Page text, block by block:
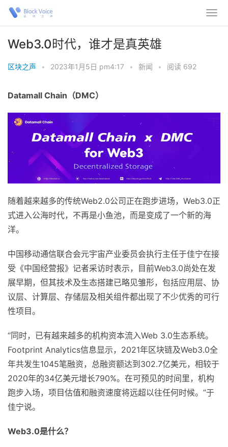
Web3.0时代，谁才是真英雄
区块之声 • 2023年1月5日 pm4:17 • 新闻 • 阅读 692
Datamall Chain （DMC）
随着越来越多的传统Web2.0公司正在跑步进场，Web3.0正
式进入公海时代，不再是小鱼池，而是变成了一个新的海
洋。
中国移动通信联合会元宇宙产业委员会执行主任于佳宁在接
受《中国经营报》记者采访时表示，目前Web3.0尚处在发
展早期，但其技术及生态搭建已略见雏形，包括应用层、协
议层、计算层、存储层及相关组件都出现了不少优秀的可行
性项目。
“同时，已有越来越多的机构资本流入Web 3.0生态系统。
Footprint Analytics信息显示，2021年区块链及Web3.0全
年共发生1045笔融资，总融资额达到302.7亿美元，相较于
2020年的34亿美元增长790%。在可预见的时间里，机构
跑步入场，项目估值和融资速度将远超以往任何时候。”于
佳宁说。
Web3.0是什么？